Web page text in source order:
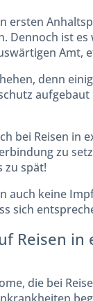
ersten
Dennoch ist
Amt,
denn
bei Reisen
zu
zu spät!
auch keine
sich
Reisen
die bei